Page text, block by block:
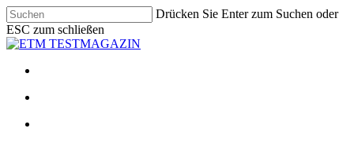
Skip
to
main
Drücken Sie Enter zum Suchen oder
ESC zum schließen
Close